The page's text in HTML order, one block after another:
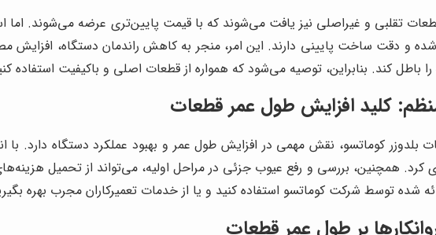
تقلبی و غیراصلی نیز یافت می‌شوند که با قیمت پایین‌تری عرضه می‌شوند. اما
شده و دقت ساخت پایینی دارند. این امر، منجر به کاهش راندمان دستگاه،
باطل کند. بنابراین، توصیه می‌شود که همواره از قطعات اصلی و باکیفیت استفاده
کلید افزایش طول عمر قطعات
بلدوزر کوماتسو، نقش مهمی در افزایش طول عمر و بهبود عملکرد دستگاه دارد.
کرد. همچنین، بررسی و رفع عیوب جزئی در مراحل اولیه، می‌تواند از تحمیل
شده توسط شرکت کوماتسو استفاده کنید و یا از خدمات تعمیرکاران مجرب بهره
بر طول عمر قطعات